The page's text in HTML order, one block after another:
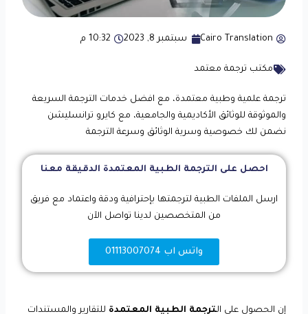
Cairo Translation سبتمبر 8, 2023 10:32 م
مكتب ترجمة معتمد
ترجمة علمية وطبية معتمدة، مع افضل خدمات الترجمة السريعة
والموثوقة للوثائق الأكاديمية والجامعية، مع كايرو ترانسليشن
نضمن لك خصوصية وسرية الوثائق وسرعة الترجمة
احصل على الترجمة الطبية المعتمدة الدقيقة معنا
ارسل الملفات الطبية لترجمتها بإحترافية ودقة واعتماد مع فريق
من المتخصصين لدينا تواصل الآن
واتس اب 01113007074
إن الحصول على الترجمة الطبية المعتمدة للتقارير والمستندات